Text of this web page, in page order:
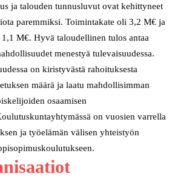
ja talouden tunnusluvut ovat kehittyneet
paremmiksi. Toimintakate oli 3,2 M€ ja
M€. Hyvä taloudellinen tulos antaa
menestyä tulevaisuudessa.
on kiristyvästä rahoituksesta
määrä ja laatu mahdollisimman
osaamisen
on vuosien varrella
ja työelämän välisen yhteistyön